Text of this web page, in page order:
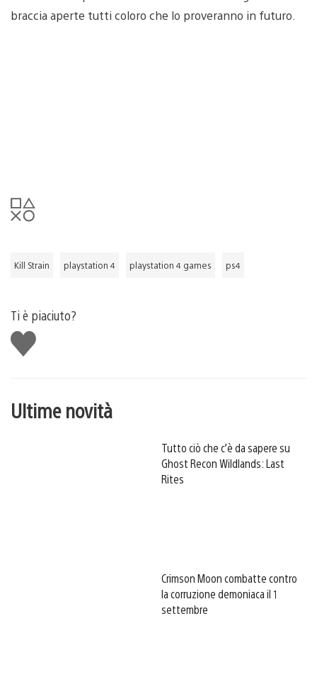
braccia aperte tutti coloro che lo proveranno in futuro.
Kill Strain playstation 4 playstation 4 games ps4
Ti è piaciuto?
Mi
piace
Ultime novità
Tutto ciò che c’è da sapere su
Ghost Recon Wildlands: Last
Rites
Crimson Moon combatte contro
la corruzione demoniaca il 1
settembre